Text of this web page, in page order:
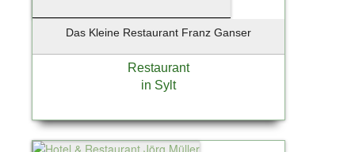
Das Kleine Restaurant Franz Ganser
Restaurant
in Sylt